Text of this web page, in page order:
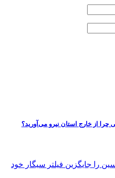
چرا از خارج استان نیرو می‌آورید؟